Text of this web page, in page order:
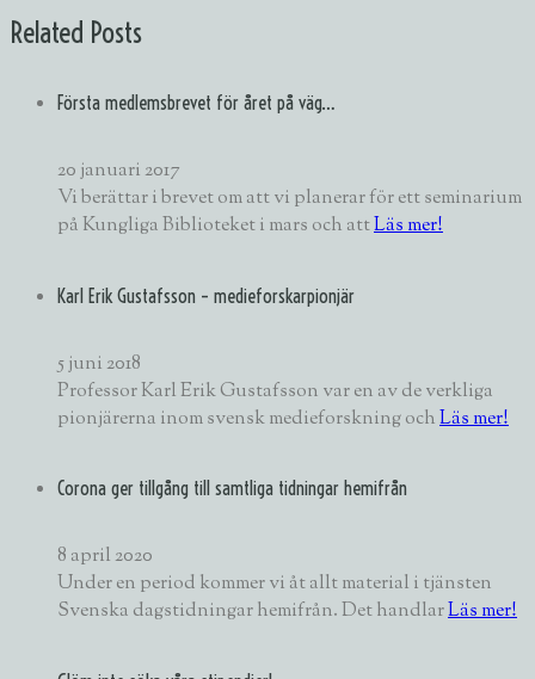
Related Posts
Första medlemsbrevet för året på väg…
20 januari 2017
Vi berättar i brevet om att vi planerar för ett seminarium
på Kungliga Biblioteket i mars och attLäs mer!
Karl Erik Gustafsson – medieforskarpionjär
5 juni 2018
Professor Karl Erik Gustafsson var en av de verkliga
pionjärerna inom svensk medieforskning ochLäs mer!
Corona ger tillgång till samtliga tidningar hemifrån
8 april 2020
Under en period kommer vi åt allt material i tjänsten
Svenska dagstidningar hemifrån. Det handlarLäs mer!